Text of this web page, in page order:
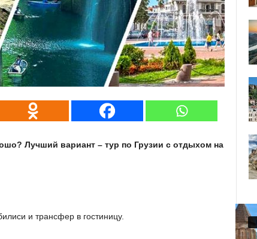
Лучший вариант – тур по Грузии с отдыхом на
и трансфер в гостиницу.